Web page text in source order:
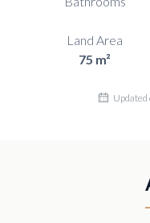
Land Area
75 m²